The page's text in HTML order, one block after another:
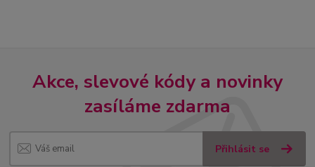
Akce, slevové kódy a novinky
zasíláme zdarma
Přihlásit se